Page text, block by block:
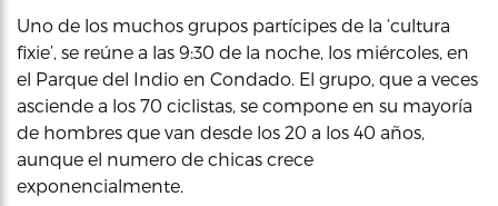
Uno de los muchos grupos partícipes de la ‘cultura
fixie’, se reúne a las 9:30 de la noche, los miércoles, en
el Parque del Indio en Condado. El grupo, que a veces
asciende a los 70 ciclistas, se compone en su mayoría
de hombres que van desde los 20 a los 40 años,
aunque el numero de chicas crece
exponencialmente.